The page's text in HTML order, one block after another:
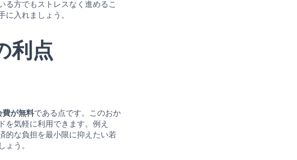
る方でもストレスなく進めるこ
入れましょう。
利点
費が無料である点です。このおか
を気軽に利用できます。例え
的な負担を最小限に抑えたい若
う。